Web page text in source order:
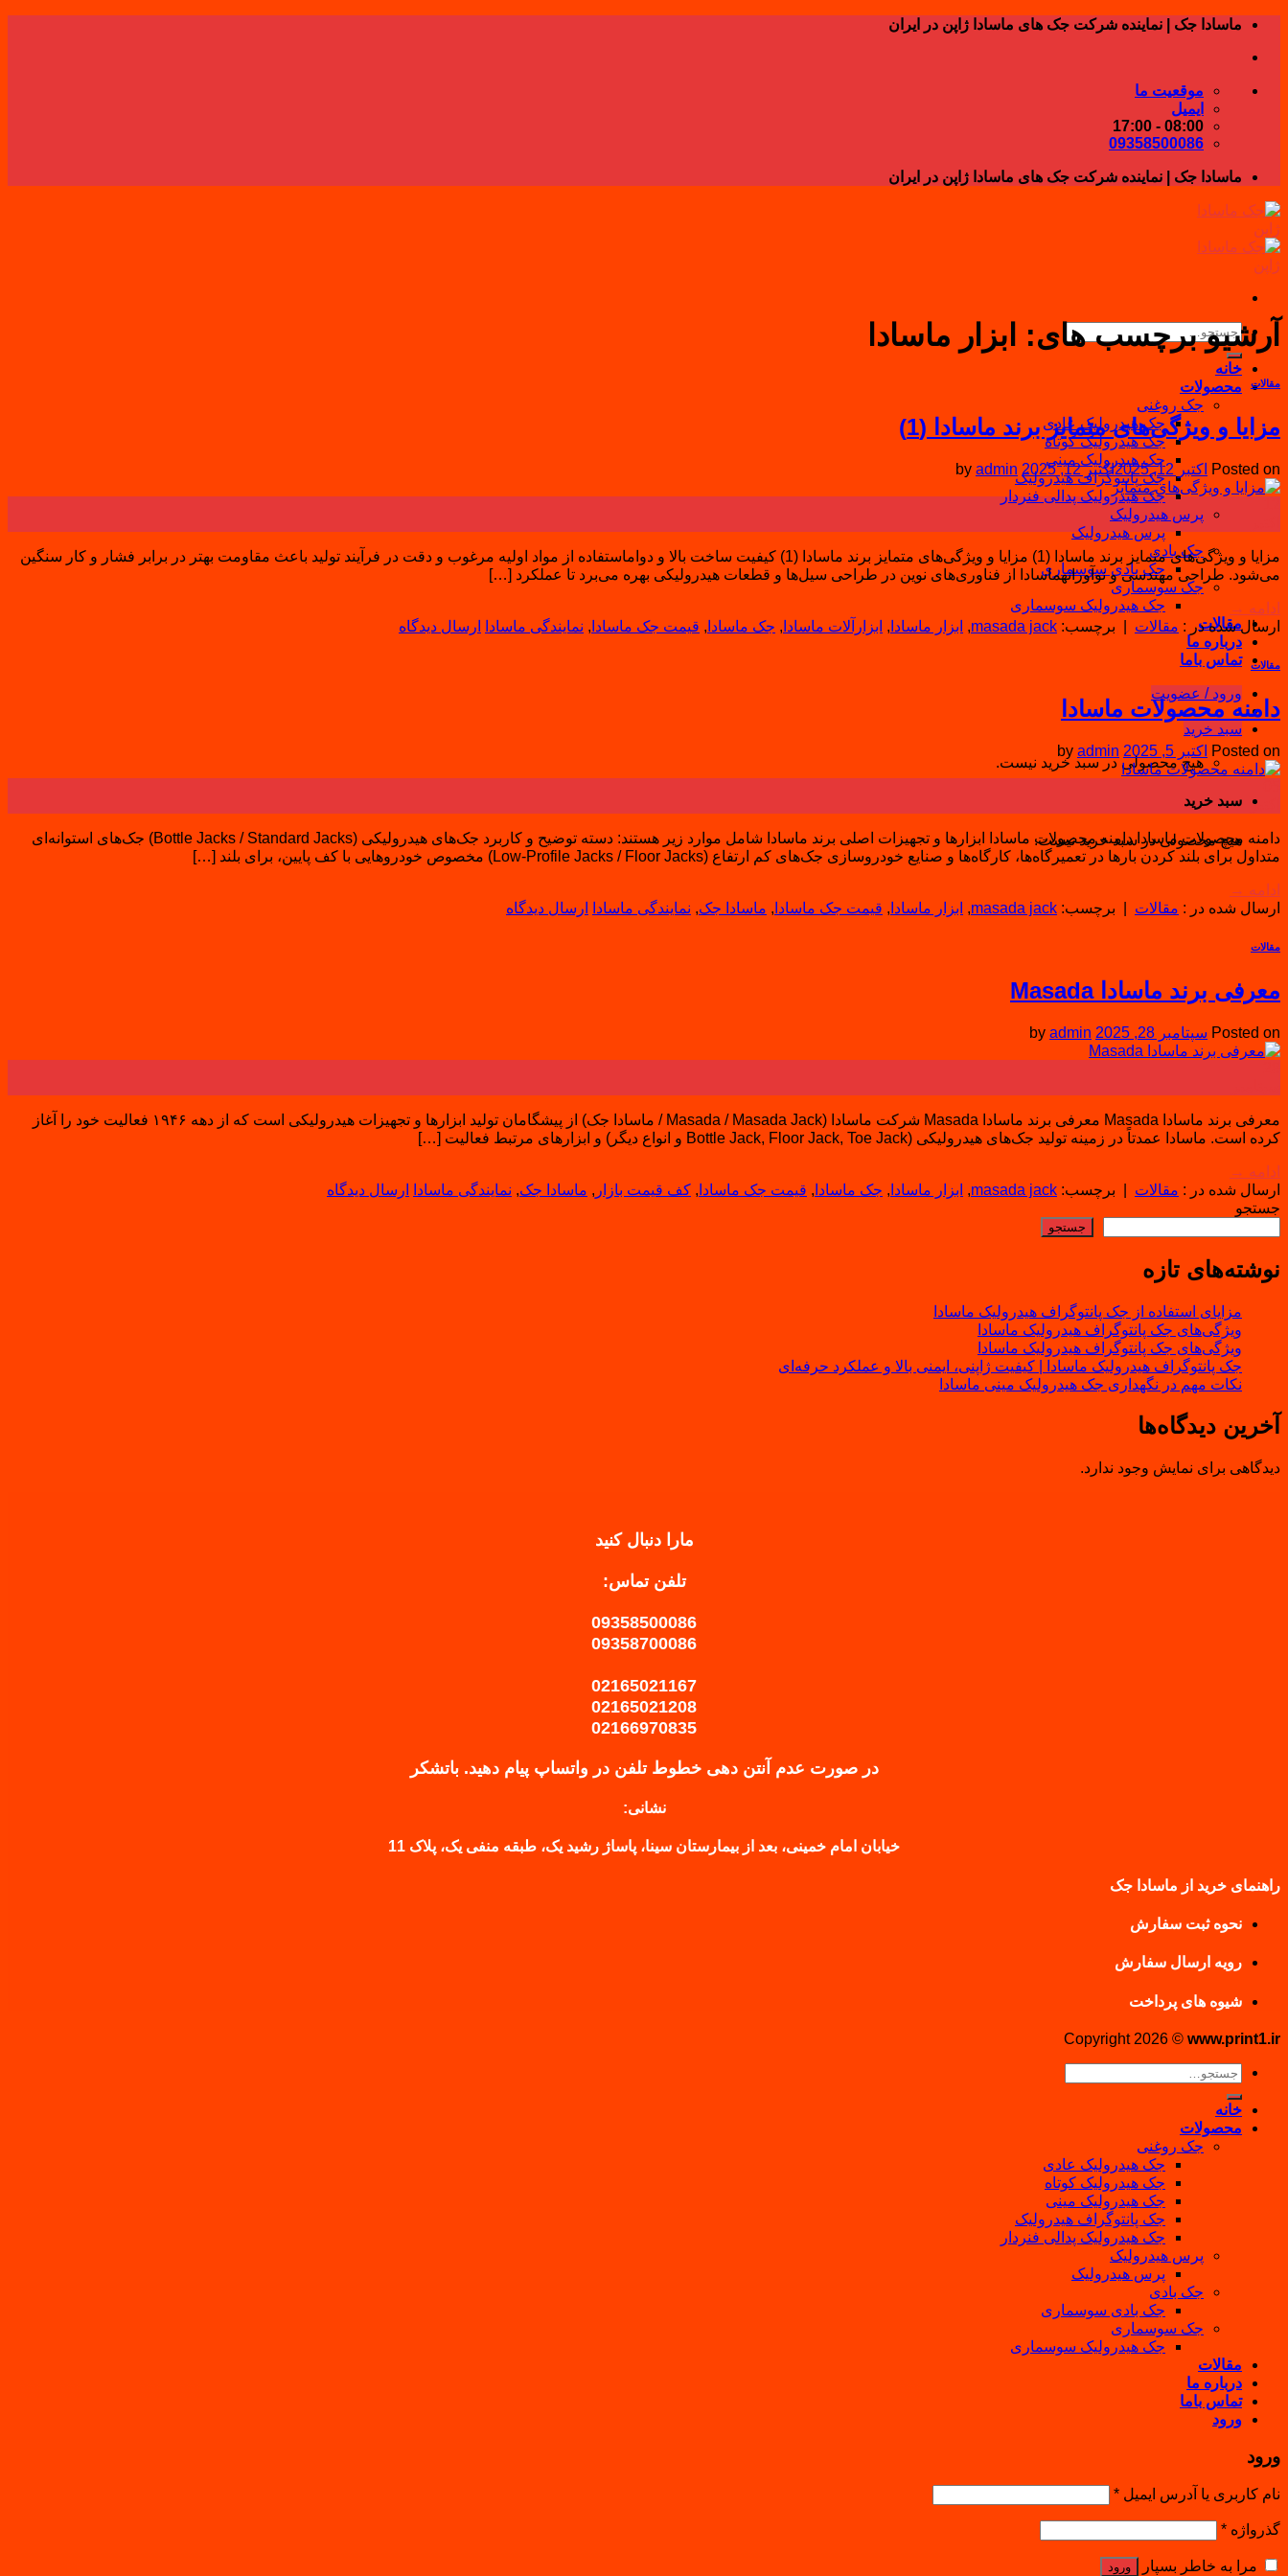
Skip
content
ماسادا جک | نماینده شرکت جک های ماسادا ژاپن در ایران
موقعیت ما
ایمیل
08:00 - 17:00
09358500086
ماسادا جک | نماینده شرکت جک های ماسادا ژاپن در ایران
جستجو
برای:
خانه
محصولات
جک روغنی
جک هیدرولیک عادی
جک هیدرولیک کوتاه
جک هیدرولیک مینی
جک پانتوگراف هیدرولیک
جک هیدرولیک پدالی فنردار
پرس هیدرولیک
پرس هیدرولیک
جک بادی
جک بادی سوسماری
جک سوسماری
جک هیدرولیک سوسماری
مقالات
درباره ما
تماس باما
ورود / عضویت
سبد خرید
هیچ محصولی در سبد خرید نیست.
سبد خرید
هیچ محصولی در سبد خرید نیست.
آرشیو برچسب های: ابزار ماسادا
مقالات
مزایا و ویژگی‌های متمایز برند ماسادا (1)
Posted on اکتبر 12, 2025 اکتبر 12, 2025 by admin
مزایا و ویژگی‌های متمایز برند ماسادا (1) مزایا و ویژگی‌های متمایز برند ماسادا (1) کیفیت ساخت بالا و دواماستفاده از مواد اولیه مرغوب و دقت در فرآیند تولید باعث مقاومت بهتر در برابر فشار و کار سنگین
می‌شود. طراحی مهندسی و نوآورانهماسادا از فناوری‌های نوین در طراحی سیل‌ها و قطعات هیدرولیکی بهره‌ می‌برد تا عملکرد […]
ادامه →
ارسال شده در : مقالات برچسب: masada jack
, ابزار ماسادا , ابزارآلات ماسادا , جک ماسادا , قیمت جک ماسادا , نمایندگی ماسادا ارسال دیدگاه
مقالات
دامنه محصولات ماسادا
Posted on اکتبر 5, 2025 by admin
اکتبر
دامنه محصولات ماسادا دامنه محصولات ماسادا ابزارها و تجهیزات اصلی برند ماسادا شامل موارد زیر هستند: دسته توضیح و کاربرد جک‌های هیدرولیکی (Bottle Jacks / Standard Jacks) جک‌های استوانه‌ای
متداول برای بلند کردن بارها در تعمیرگاه‌ها، کارگاه‌ها و صنایع خودروسازی جک‌های کم ارتفاع (Low-Profile Jacks / Floor Jacks) مخصوص خودروهایی با کف پایین، برای بلند […]
ادامه →
ارسال شده در : مقالات برچسب: masada jack
, ابزار ماسادا , قیمت جک ماسادا , ماسادا جک, نمایندگی ماسادا ارسال دیدگاه
مقالات
معرفی برند ماسادا Masada
Posted on سپتامبر 28, 2025 by admin
معرفی برند ماسادا Masada معرفی برند ماسادا Masada شرکت ماسادا (Masada / Masada Jack / ماسادا جک) از پیشگامان تولید ابزارها و تجهیزات هیدرولیکی است که از دهه ۱۹۴۶ فعالیت خود را آغاز
کرده است. ماسادا عمدتاً در زمینه تولید جک‌های هیدرولیکی (Bottle Jack, Floor Jack, Toe Jack و انواع دیگر) و ابزارهای مرتبط فعالیت […]
ادامه →
ارسال شده در : مقالات برچسب: masada jack
, ابزار ماسادا , جک ماسادا , قیمت جک ماسادا , کف قیمت بازار , ماسادا جک, نمایندگی ماسادا
ارسال دیدگاه
جستجو
جستجو
نوشته‌های تازه
مزایای استفاده از جک پانتوگراف هیدرولیک ماسادا
ویژگی‌های جک پانتوگراف هیدرولیک ماسادا
ویژگی‌های جک پانتوگراف هیدرولیک ماسادا
جک پانتوگراف هیدرولیک ماسادا | کیفیت ژاپنی، ایمنی بالا و عملکرد حرفه‌ای
نکات مهم در نگهداری جک هیدرولیک مینی ماسادا
آخرین دیدگاه‌ها
دیدگاهی برای نمایش وجود ندارد.
مارا دنبال کنید
تلفن تماس:
09358500086
09358700086
02165021167
02165021208
02166970835
در صورت عدم آنتن دهی خطوط تلفن در واتساپ پیام دهید.باتشکر
نشانی:
خیابان امام خمینی، بعد از بیمارستان سینا، پاساژ رشید یک، طبقه منفی یک، پلاک 11
راهنمای خرید از ماسادا جک
نحوه ثبت سفارش
رویه ارسال سفارش
شیوه های پرداخت
Copyright 2026 © www.print1.ir
جستجو
خانه
محصولات
جک روغنی
جک هیدرولیک عادی
جک هیدرولیک کوتاه
جک هیدرولیک مینی
جک پانتوگراف هیدرولیک
جک هیدرولیک پدالی فنردار
پرس هیدرولیک
پرس هیدرولیک
جک بادی
جک بادی سوسماری
جک سوسماری
جک هیدرولیک سوسماری
مقالات
درباره ما
تماس باما
ورود
ورود
نام کاربری یا آدرس ایمیل *
گذرواژه *
مرا به خاطر بسپار ورود